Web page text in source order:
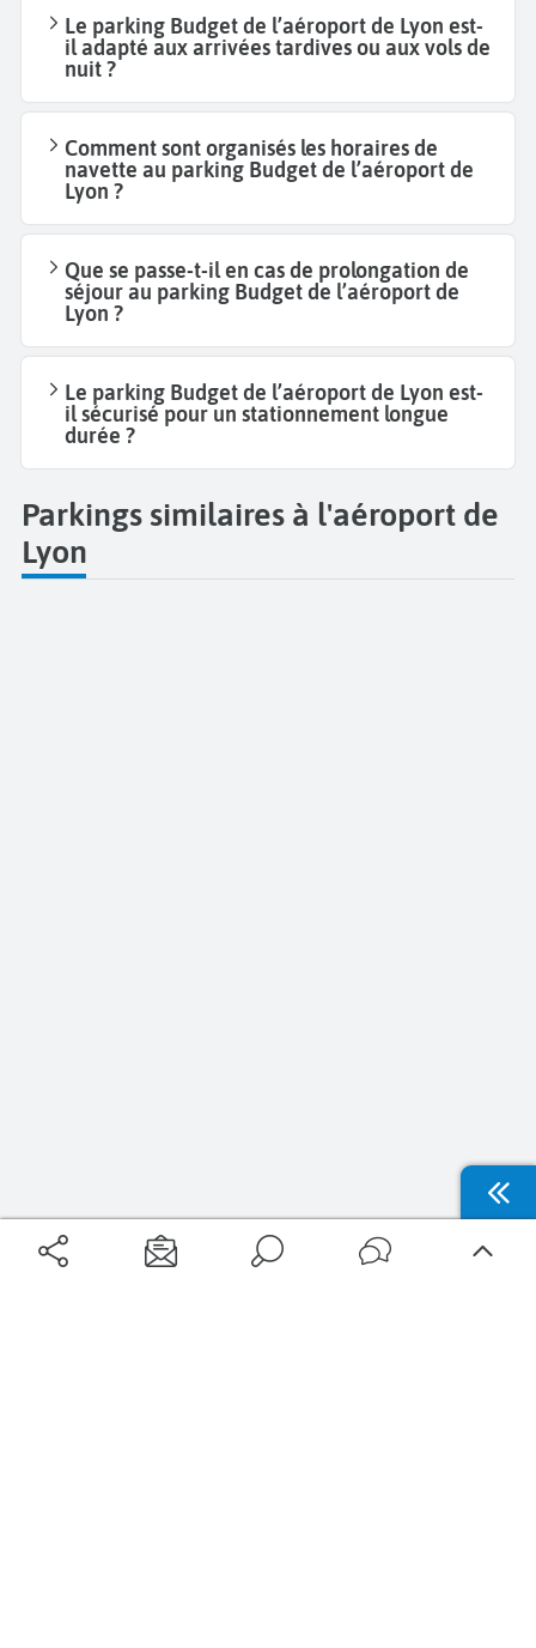
Le parking Budget de l’aéroport de Lyon est-
il adapté aux arrivées tardives ou aux vols de
nuit ?
Comment sont organisés les horaires de
navette au parking Budget de l’aéroport de
Lyon ?
Que se passe-t-il en cas de prolongation de
séjour au parking Budget de l’aéroport de
Lyon ?
Le parking Budget de l’aéroport de Lyon est-
il sécurisé pour un stationnement longue
durée ?
Parkings similaires à l'aéroport de
Lyon